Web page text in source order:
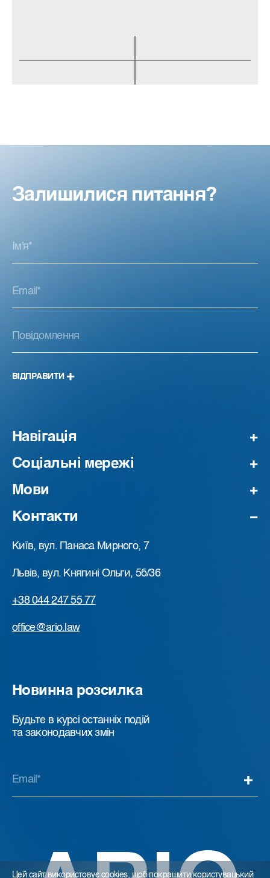
Залишилися питання?
ВІДПРАВИТИ
Навігація
Соціальні мережі
Мови
Контакти
Київ, вул. Панаса Мирного, 7
Львів, вул. Княгині Ольги, 5б/36
+38 044 247 55 77
office@ario.law
Новинна розсилка
Будьте в курсі останніх подій
та законодавчих змін
Цей сайт використовує cookies, щоб покращити користувацький